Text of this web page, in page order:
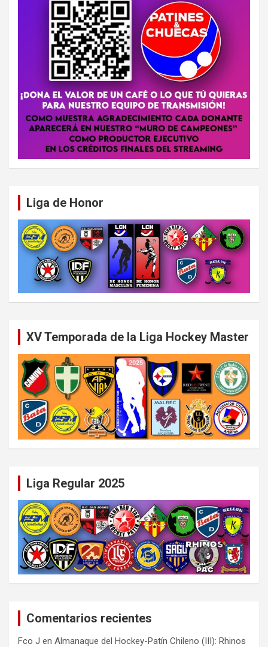
Liga de Honor
XV Temporada de la Liga Hockey Master
Liga Regular 2025
Comentarios recientes
Fco J en Almanaque del Hockey-Patín Chileno (III): Rhinos